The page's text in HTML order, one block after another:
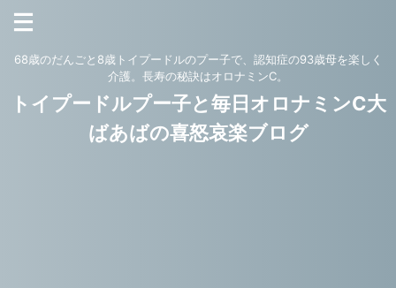
68歳のだんごと8歳トイプードルのプー子で、認知症の93歳母を楽しく
介護。長寿の秘訣はオロナミンC。
トイプードルプー子と毎日オロナミンC大
ばあばの喜怒哀楽ブログ